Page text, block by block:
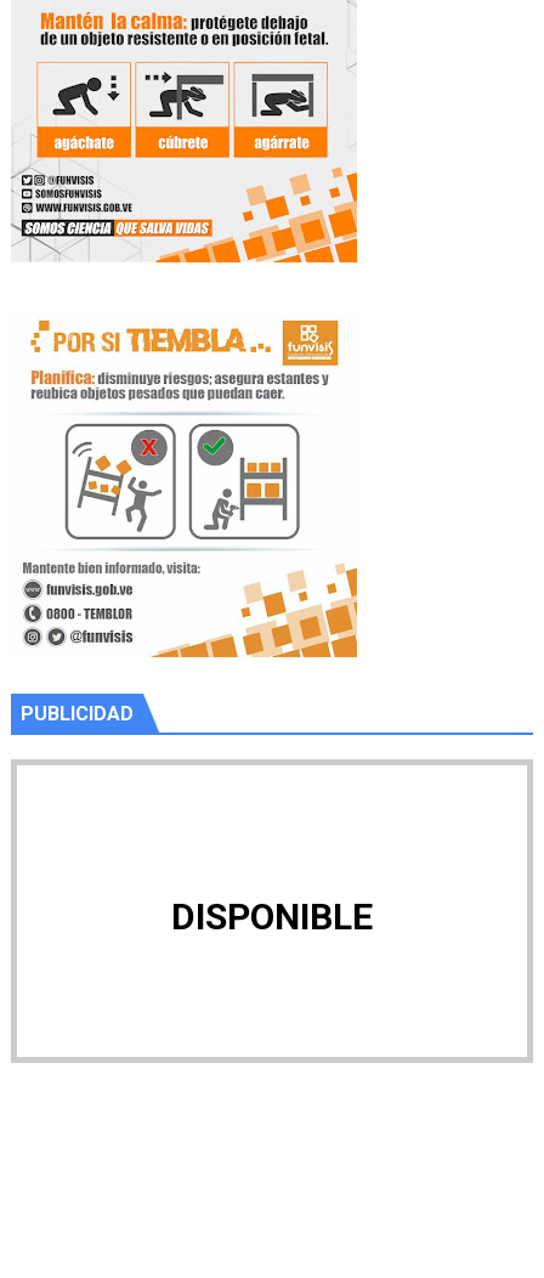
PUBLICIDAD
DISPONIBLE